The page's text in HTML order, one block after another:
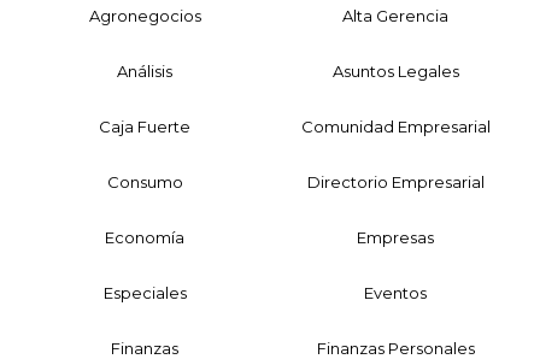
Agronegocios Alta Gerencia
Análisis Asuntos Legales
Caja Fuerte Comunidad Empresarial
Consumo Directorio Empresarial
Economía Empresas
Especiales Eventos
Finanzas Finanzas Personales